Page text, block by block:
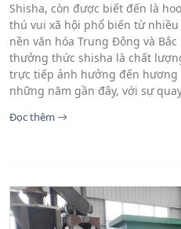
Shisha, còn được biết đến là
thú vui xã hội phổ biến từ
nền văn hóa Trung Đông và
thưởng thức shisha là chất
trực tiếp ảnh hưởng đến
những năm gần đây, với sự
Đọc thêm